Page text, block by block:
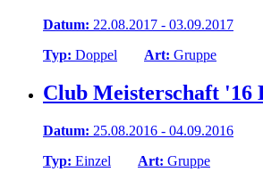
Datum: 22.08.2017 - 03.09.2017
Typ: Doppel Art: Gruppe
Club Meisterschaft '16
Datum: 25.08.2016 - 04.09.2016
Typ: Einzel Art: Gruppe